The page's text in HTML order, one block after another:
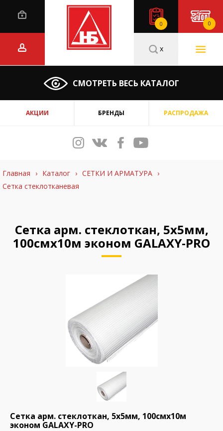
0 0
СМОТРЕТЬ ВЕСЬ КАТАЛОГ
x
АКЦИИ БРЕНДЫ РАСПРОДАЖА
Главная › Каталог › СЕТКИ И АРМАТУРА ›
Сетка стеклотканевая
Сетка арм. стеклоткан, 5х5мм,
100смх10м эконом GALAXY-PRO
Сетка арм. стеклоткан, 5х5мм, 100смх10м
эконом GALAXY-PRO